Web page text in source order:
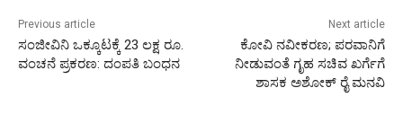
Previous article
ಸಂಜೀವಿನಿ ಒಕ್ಕೂಟಕ್ಕೆ 23 ಲಕ್ಷ ರೂ.
ವಂಚನೆ ಪ್ರಕರಣ: ದಂಪತಿ ಬಂಧನ
Next article
ಕೋವಿ ನವೀಕರಣ; ಪರವಾನಿಗೆ
ನೀಡುವಂತೆ ಗೃಹ ಸಚಿವ ಖರ್ಗೆಗೆ
ಶಾಸಕ ಅಶೋಕ್ ರೈ ಮನವಿ